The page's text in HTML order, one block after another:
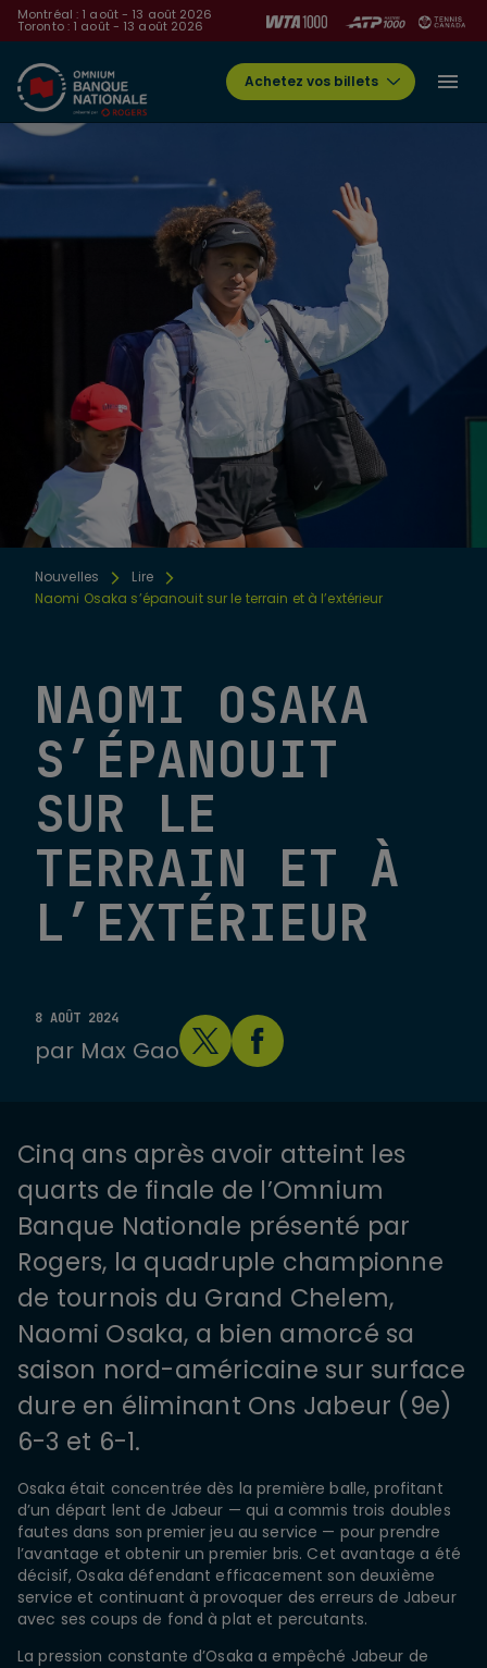
Montréal : 1 août - 13 août 2026
Toronto : 1 août - 13 août 2026
Achetez vos billets
Nouvelles
Lire
Naomi Osaka s’épanouit sur le terrain et à l’extérieur
NAOMI OSAKA
S’ÉPANOUIT
SUR LE
TERRAIN ET À
L’EXTÉRIEUR
8 AOÛT 2024
par Max Gao
Cinq ans après avoir atteint les
quarts de finale de l’Omnium
Banque Nationale présenté par
Rogers, la quadruple championne
de tournois du Grand Chelem,
Naomi Osaka, a bien amorcé sa
saison nord-américaine sur surface
dure en éliminant Ons Jabeur (9e)
6-3 et 6-1.
Osaka était concentrée dès la première balle, profitant
d’un départ lent de Jabeur — qui a commis trois doubles
fautes dans son premier jeu au service — pour prendre
l’avantage et obtenir un premier bris. Cet avantage a été
décisif, Osaka défendant efficacement son deuxième
service et continuant à provoquer des erreurs de Jabeur
avec ses coups de fond à plat et percutants.
La pression constante d’Osaka a empêché Jabeur de